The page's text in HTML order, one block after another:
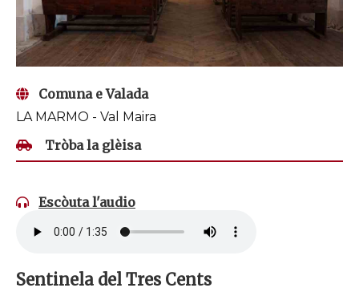
Comuna e Valada
LA MARMO - Val Maira
Tròba la glèisa
Escòuta l'audio
Sentinela del Tres Cents